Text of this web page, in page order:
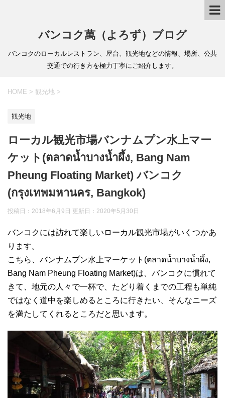
バンコク萬（よろず）ブログ
バンコクのローカルレストラン、屋台、観光地などの情報、場所、公共
交通での行き方を極力丁寧にご紹介します。
HOME > 観光地 >
観光地
ローカル観光市場バンナムプン水上マー
ケット(ตลาดน้ำบางน้ำผึ้ง, Bang Nam
Pheung Floating Market) バンコク
(กรุงเทพมหานคร, Bangkok)
投稿日：2018年6月9日 更新日： 2020年5月30日
バンコクには訪れて楽しいローカル観光市場がいくつかあ
ります。
こちら、バンナムプン水上マーケット(ตลาดน้ำบางน้ำผึ้ง,
Bang Nam Pheung Floating Market)は、バンコクに慣れて
きて、地元の人々で一杯で、たどり着くまでの工程も単純
ではなく道中を楽しめるところに行きたい、そんなニーズ
を満たしてくれるところだと思います。